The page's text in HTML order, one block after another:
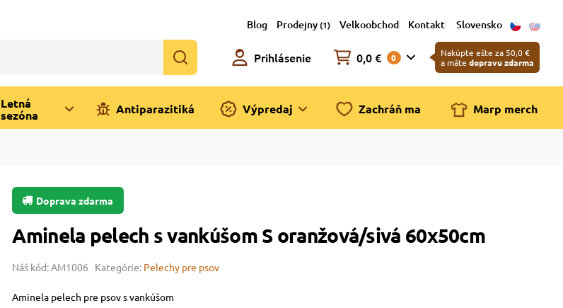
Blog Prodejny (1) Velkoobchod Kontakt Slovensko
Prihlásenie 0,0 € 0
Nakúpte ešte za 50,0 €
a máte dopravu zdarma
Letná
sezóna
Antiparazitiká Výpredaj Zachráň ma Marp merch
Doprava zdarma
Aminela pelech s vankúšom S ​​oranžová/sivá 60x50cm
Náš kód: AM1006 Kategórie: Pelechy pre psov
Aminela pelech pre psov s vankúšom